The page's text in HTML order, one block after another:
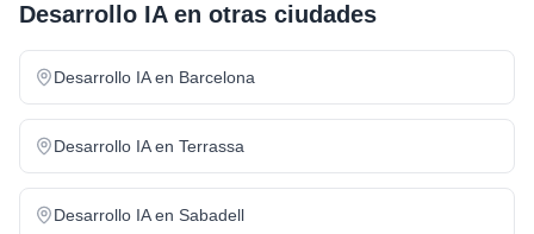
Desarrollo IAen otras ciudades
Desarrollo IAen Barcelona
Desarrollo IAen Terrassa
Desarrollo IAen Sabadell